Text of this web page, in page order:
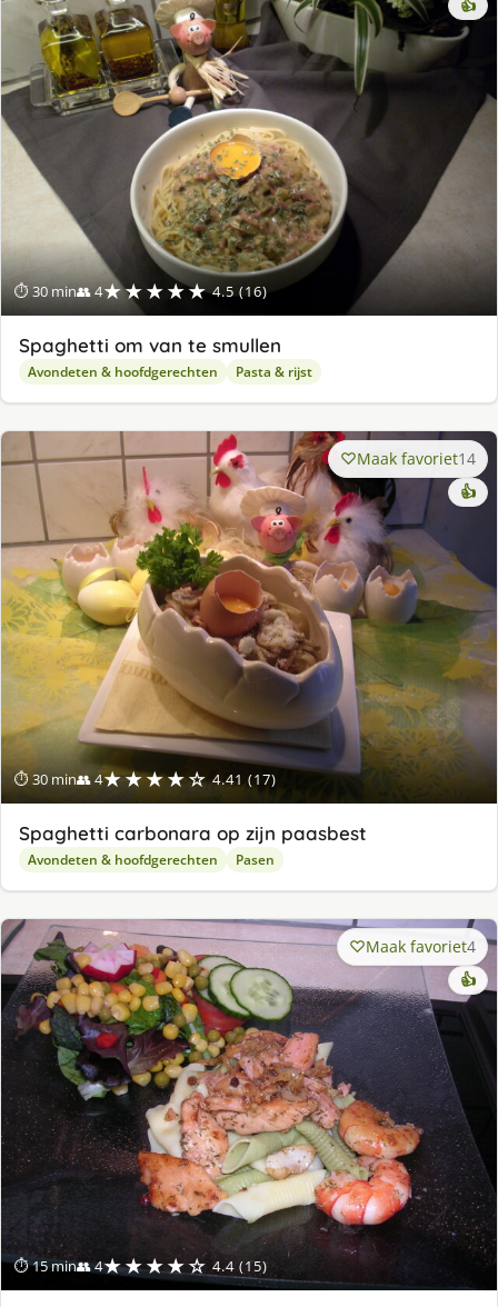
⏱ 30 min👥 4★★★★★ 4.5 (16)
👍
Spaghetti om van te smullen
Avondeten & hoofdgerechten Pasta & rijst
⏱ 30 min👥 4★★★★☆ 4.41 (17)
Maak favoriet14
👍
Spaghetti carbonara op zijn paasbest
Avondeten & hoofdgerechten Pasen
⏱ 15 min👥 4★★★★☆ 4.4 (15)
Maak favoriet4
👍